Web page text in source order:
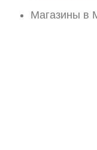
Магазины в